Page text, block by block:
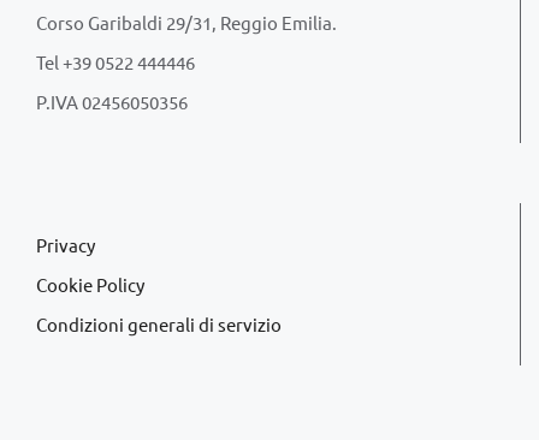
Corso Garibaldi 29/31, Reggio Emilia.
Tel +39 0522 444446
P.IVA 02456050356
Privacy
Cookie Policy
Condizioni generali di servizio